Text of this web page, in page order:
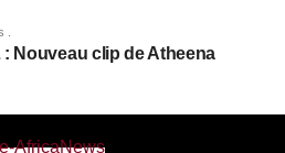
: Nouveau clip de Atheena